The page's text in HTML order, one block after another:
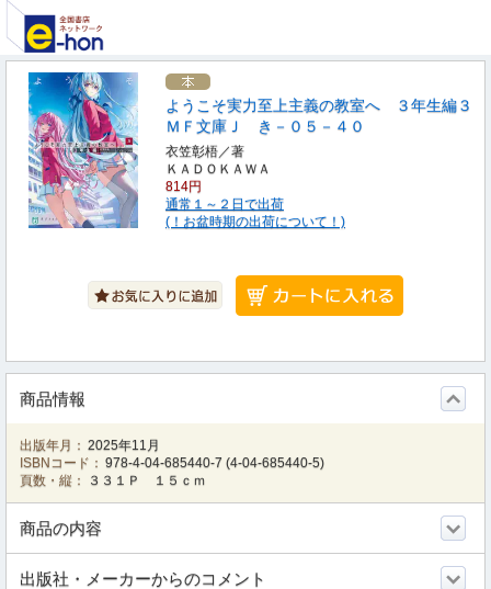
ようこそ実力至上主義の教室へ ３年生編３
ＭＦ文庫Ｊ き－０５－４０
衣笠彰梧／著
ＫＡＤＯＫＡＷＡ
814円
通常１～２日で出荷
(！お盆時期の出荷について！)
商品情報
出版年月： 2025年11月
ISBNコード： 978-4-04-685440-7 (4-04-685440-5)
頁数・縦：
３３１Ｐ １５ｃｍ
商品の内容
出版社・メーカーからのコメント